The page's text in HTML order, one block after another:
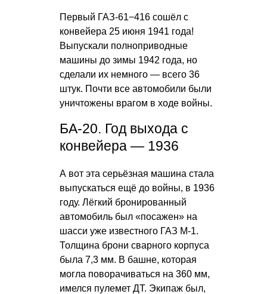
Первый ГАЗ-61−416 сошёл с
конвейера 25 июня 1941 года!
Выпускали полноприводные
машины до зимы 1942 года, но
сделали их немного — всего 36
штук. Почти все автомобили были
уничтожены врагом в ходе войны.
БА-20. Год выхода с
конвейера — 1936
А вот эта серьёзная машина стала
выпускаться ещё до войны, в 1936
году. Лёгкий бронированный
автомобиль был «посажен» на
шасси уже известного ГАЗ М-1.
Толщина брони сварного корпуса
была 7,3 мм. В башне, которая
могла поворачиваться на 360 мм,
имелся пулемет ДТ. Экипаж был,